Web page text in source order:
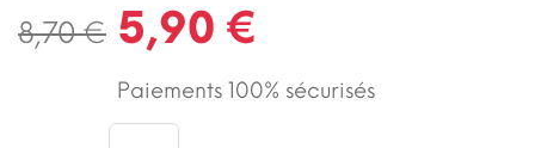
8,70 € 5,90 €
Paiements 100% sécurisés